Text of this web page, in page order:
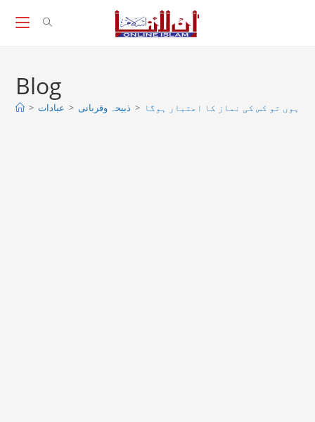
Blog
> عبادات > ذبیحہ وقربانی > ہوں تو کس کی نماز کا اعتبار ہوگا